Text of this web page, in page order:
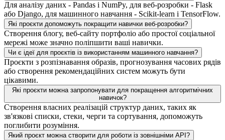
Для аналізу даних - Pandas і NumPy, для веб-розробки - Flask
або Django, для машинного навчання - Scikit-learn і TensorFlow.
Які проєкти допоможуть покращити навички веб-розробки?
Створення блогу, веб-сайту портфоліо або простої соціальної
мережі може значно поліпшити ваші навички.
Чи є ідеї для проєктів із використанням машинного навчання?
Проєкти з розпізнавання образів, прогнозування часових рядів
або створення рекомендаційних систем можуть бути
цікавими.
Які проєкти можна запропонувати для покращення алгоритмічних
навичок?
Створення власних реалізацій структур даних, таких як
зв'язкові списки, стеки, черги та сортування, допоможуть
поглибити розуміння.
Який проєкт можна створити для роботи із зовнішніми API?